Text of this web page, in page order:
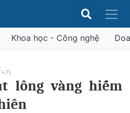
Khoa học - Công nghệ
lông vàng hiếm